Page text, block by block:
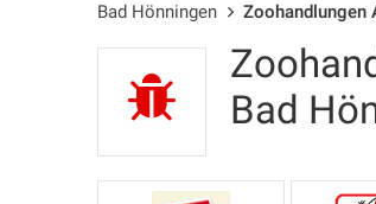
Bad Hönningen Zoohandlungen
Bad